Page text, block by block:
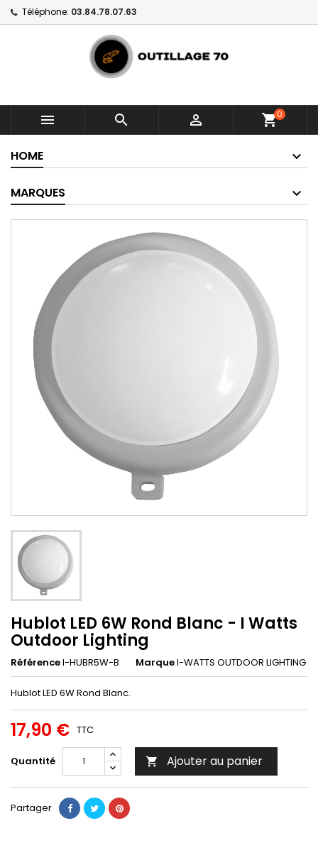
Téléphone: 03.84.78.07.63
   shopping_cart0
HOME
MARQUES
Hublot LED 6W Rond Blanc - I Watts
Outdoor Lighting
RéférenceI-HUBR5W-B MarqueI-WATTS OUTDOOR LIGHTING
Hublot LED 6W Rond Blanc.
17,90 € TTC
Quantité  Ajouter au panier
Partager